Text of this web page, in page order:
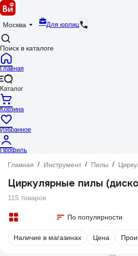
Москва Для юрлиц
Поиск в каталоге
Главная
Каталог
Корзина
Избранное
Профиль
Главная / Инструмент / Пилы /
Циркулярные пилы
115 товаров
По популярности
Наличие в магазинах Цена